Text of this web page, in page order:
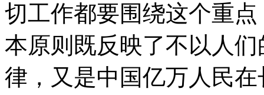
切工作都要围绕这个重
本原则既反映了不以人
律，又是中国亿万人民